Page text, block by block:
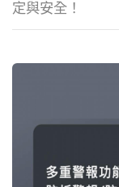
定與安全！